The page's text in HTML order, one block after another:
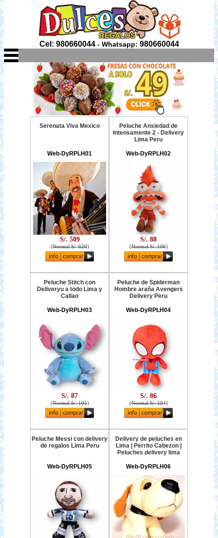
Cel: 980660044- Whatsapp: 980660044
Serenata Viva Mexico
Web-DyRPLH01
S/. 509
(Normal S/. 620)
Peluche Ansiedad de
Intensamente 2 - Delivery
Lima Peru
Web-DyRPLH02
S/. 88
(Normal S/. 106)
Peluche Stitch con
Deliveryu a todo Lima y
Callao
Web-DyRPLH03
S/. 87
(Normal S/. 105)
Peluche de Spiderman
Hombre araña Avengers
Delivery Peru
Web-DyRPLH04
S/. 86
(Normal S/. 104)
Peluche Messi con delivery
de regalos Lima Peru
Web-DyRPLH05
Delivery de peluches en
Lima | Perrito Cabezon |
Peluches delivery lima
Web-DyRPLH06